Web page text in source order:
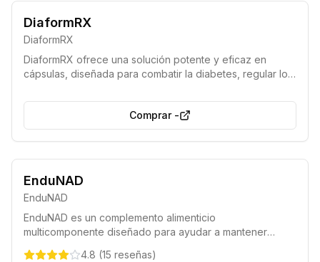
Ahora disponible sin receta médica
DiaformRX
DiaformRX
DiaformRX ofrece una solución potente y eficaz en
cápsulas, diseñada para combatir la diabetes, regular los
plena, sin necesidad de receta médica.
Comprar-
Fórmula avanzada
EnduNAD
EnduNAD
EnduNAD es un complemento alimenticio
multicomponente diseñado para ayudar a mantener
4.8 (15 reseñas)